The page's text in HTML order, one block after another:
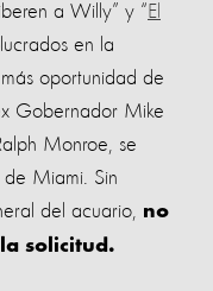
a Willy” y “El
en la
oportunidad de
Gobernador Mike
Monroe, se
Miami. Sin
del acuario, no
solicitud.